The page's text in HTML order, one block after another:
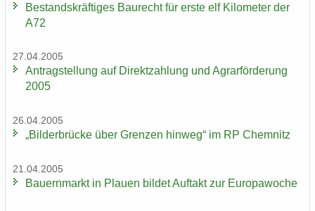
Be­stands­kräf­ti­ges Bau­recht für erste elf Ki­lo­me­ter der
A72
27.04.2005
An­trag­stel­lung auf Di­rekt­zah­lung und Agrar­för­de­rung
2005
26.04.2005
„Bil­der­brü­cke über Gren­zen hin­weg“ im RP Chem­nitz
21.04.2005
Bau­ern­markt in Plau­en bil­det Auf­takt zur Eu­ro­pa­wo­che